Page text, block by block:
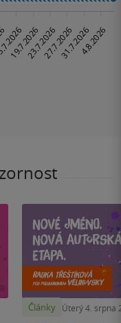
Články Úterý 4. srpna